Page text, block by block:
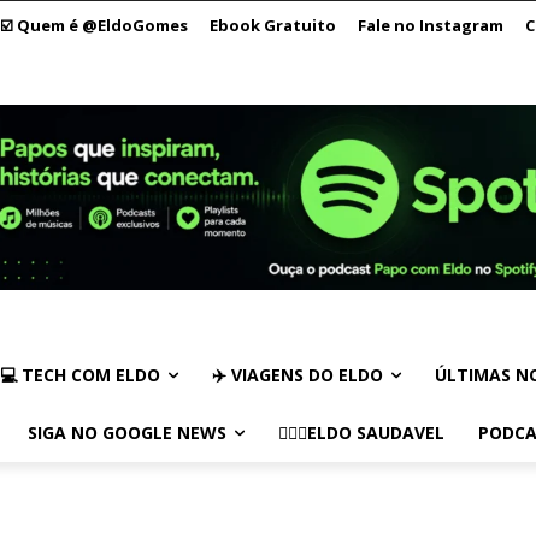
☑️ Quem é @EldoGomes Ebook Gratuito Fale no Instagram
💻 TECH COM ELDO ✈️ VIAGENS DO ELDO ÚLTIMAS
SIGA NO GOOGLE NEWS 🏃🏻‍♂️ELDO SAUDAVEL